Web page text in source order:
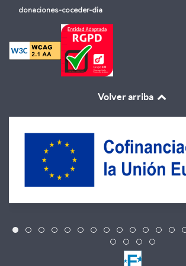
donaciones-coceder-dia
Volver arriba